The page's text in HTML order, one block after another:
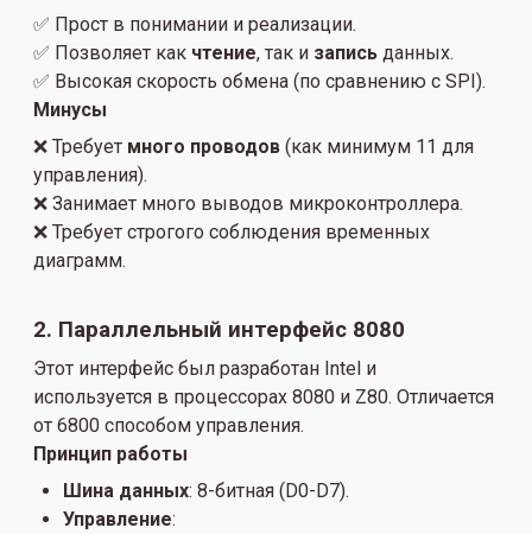
✅ Прост в понимании и реализации.
✅ Позволяет как чтение, так и запись данных.
✅ Высокая скорость обмена (по сравнению с SPI).
Минусы
❌ Требует много проводов (как минимум 11 для
управления).
❌ Занимает много выводов микроконтроллера.
❌ Требует строгого соблюдения временных
диаграмм.
2. Параллельный интерфейс 8080
Этот интерфейс был разработан Intel и
используется в процессорах 8080 и Z80. Отличается
от 6800 способом управления.
Принцип работы
Шина данных: 8-битная (D0-D7).
Управление: